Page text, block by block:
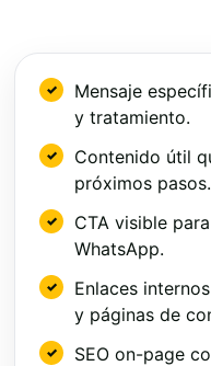
Mensaje
y tratamiento.
Contenido útil
próximos pasos.
CTA visible
WhatsApp.
Enlaces
y páginas de
SEO on-page